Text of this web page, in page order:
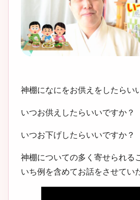
神棚になにをお供えをしたらい
いつお供えしたらいいですか？
いつお下げしたらいいですか？
神棚についての多く寄せられる
いち例を含めてお話をさせてい